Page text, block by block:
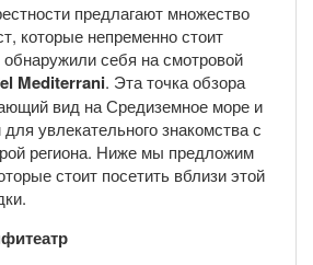
предлагают множество
которые непременно стоит
себя на смотровой
Mediterrani. Эта точка обзора
вид на Средиземное море и
увлекательного знакомства с
региона. Ниже мы предложим
стоит посетить вблизи этой